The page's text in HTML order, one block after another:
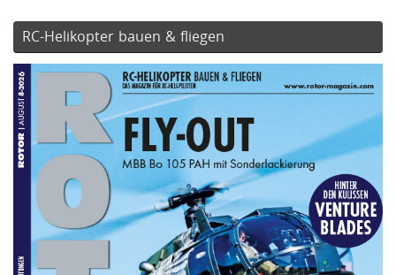
RC-Helikopter bauen & fliegen